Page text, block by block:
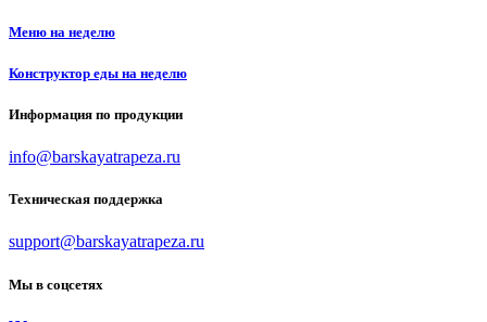
Меню на неделю
Конструктор еды на неделю
Информация по продукции
info@barskayatrapeza.ru
Техническая поддержка
support@barskayatrapeza.ru
Мы в соцсетях